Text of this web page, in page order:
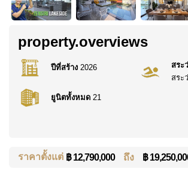
property.overviews
ปีที่สร้าง 2026
ยูนิตทั้งหมด 21
สระ
สระ
ราคาตั้งแต่ ฿ 12,790,000 ถึง ฿